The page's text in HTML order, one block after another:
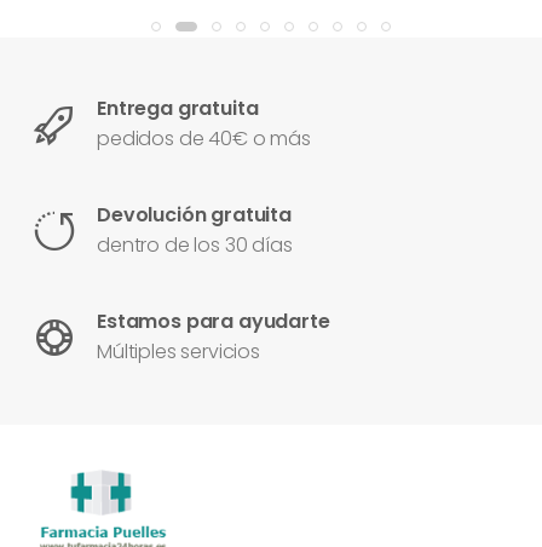
Entrega gratuita
pedidos de 40€ o más
Devolución gratuita
dentro de los 30 días
Estamos para ayudarte
Múltiples servicios